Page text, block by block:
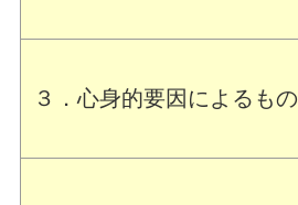
３．心身的要因によるもの